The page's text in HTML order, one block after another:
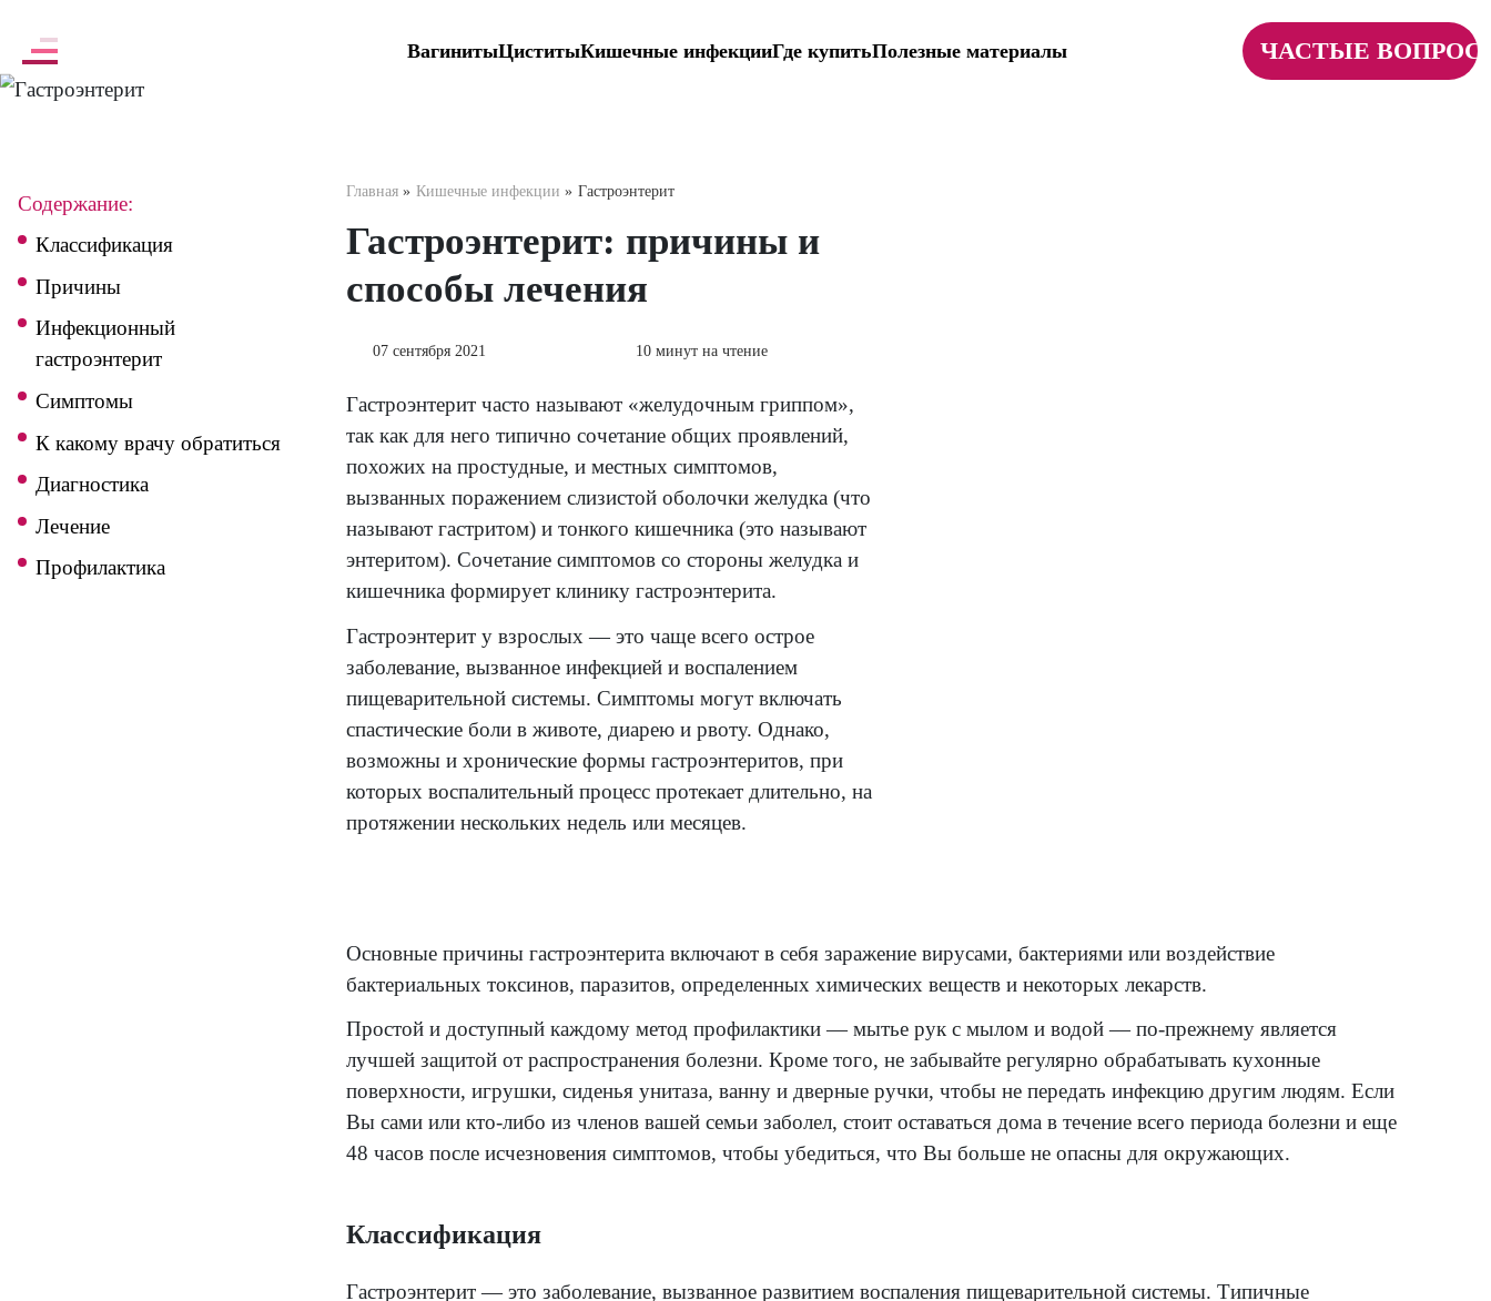
ВагинитыЦиститыКишечные инфекции Где купить Полезные материалы
Содержание:
Классификация
Причины
Инфекционный
гастроэнтерит
Симптомы
К какому врачу обратиться
Главная» Кишечные инфекции» Гастроэнтерит
Гастроэнтерит: причины и
способы лечения
07 сентября 2021 10 минут на чтение
Гастроэнтерит часто называют «желудочным гриппом»,
так как для него типично сочетание общих проявлений,
похожих на простудные, и местных симптомов,
называют гастритом) и тонкого кишечника (это называют
энтеритом). Сочетание симптомов со стороны желудка и
кишечника формирует клинику гастроэнтерита.
Гастроэнтерит у взрослых — это чаще всего острое
заболевание, вызванное инфекцией и воспалением
возможны и хронические формы гастроэнтеритов, при
которых воспалительный процесс протекает длительно, на
протяжении нескольких недель или месяцев.
бактериальных токсинов, паразитов, определенных химических веществ и некоторых
Простой и доступный каждому метод профилактики — мытье рук с мылом и водой — по-